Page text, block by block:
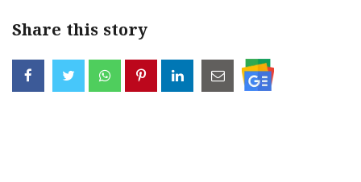
Share this story